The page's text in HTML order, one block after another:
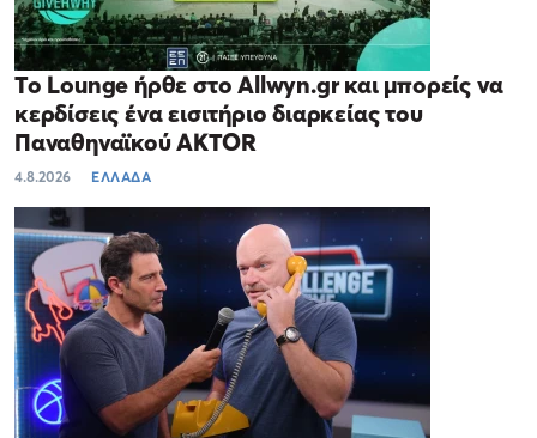
Το Lounge ήρθε στο Allwyn.gr και μπορείς να
κερδίσεις ένα εισιτήριο διαρκείας του
Παναθηναϊκού AKTOR
4.8.2026 ΕΛΛΑΔΑ